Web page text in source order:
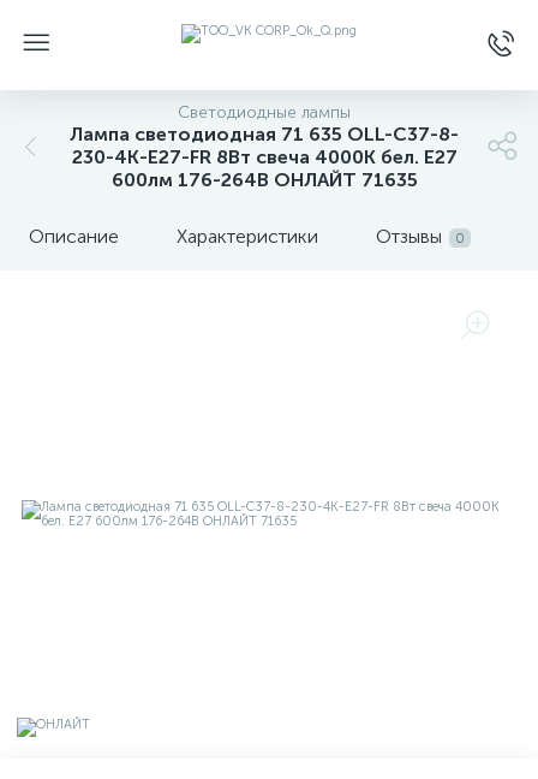
Светодиодные лампы
Лампа светодиодная 71 635 OLL-C37-8-
230-4K-E27-FR 8Вт свеча 4000К бел. E27
600лм 176-264В ОНЛАЙТ 71635
Описание Характеристики Отзывы 0